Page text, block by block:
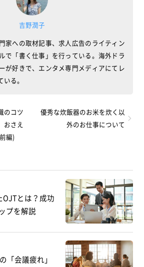
吉野潤子
家への取材記事、求人広告のライティン
で「書く仕事」を行っている。海外ドラ
が好きで、エンタメ専門メディアにてレ
る。
優秀な炊飯器のお米を炊く以
外のお仕事について
のコツ
おさえ
編)
とは？成功
プを解説
「会議疲れ」